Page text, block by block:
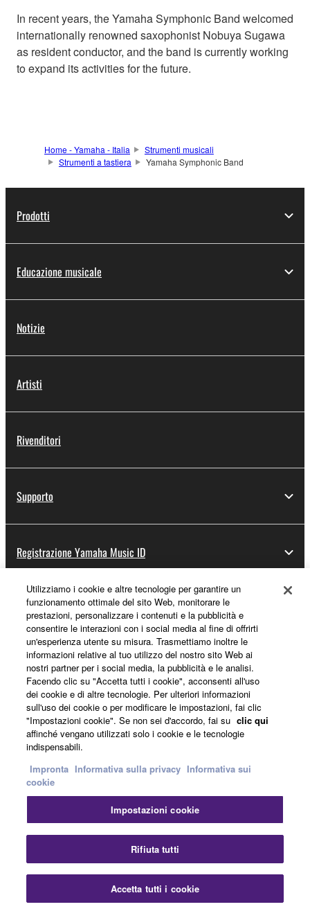
In recent years, the Yamaha Symphonic Band welcomed
internationally renowned saxophonist Nobuya Sugawa
as resident conductor, and the band is currently working
to expand its activities for the future.
Home - Yamaha - Italia
Strumenti musicali
Strumenti a tastiera
Yamaha Symphonic Band
Prodotti
Educazione musicale
Notizie
Artisti
Rivenditori
Supporto
Registrazione Yamaha Music ID
Informazioni su Yamaha
Italia - Italian
Affari
ContattiTermini di utilizzoInformativa sulla privacy
Informativa sui cookieImpronta
© Yamaha Corporation.
Utilizziamo i cookie e altre tecnologie per garantire un
funzionamento ottimale del sito Web, monitorare le
prestazioni, personalizzare i contenuti e la pubblicità e
consentire le interazioni con i social media al fine di offrirti
un'esperienza utente su misura. Trasmettiamo inoltre le
informazioni relative al tuo utilizzo del nostro sito Web ai
nostri partner per i social media, la pubblicità e le analisi.
Facendo clic su "Accetta tutti i cookie", acconsenti all'uso
dei cookie e di altre tecnologie. Per ulteriori informazioni
sull'uso dei cookie o per modificare le impostazioni, fai clic
"Impostazioni cookie". Se non sei d'accordo, fai su clic qui
affinché vengano utilizzati solo i cookie e le tecnologie
indispensabili.
Impronta Informativa sulla privacy Informativa sui
cookie
Impostazioni cookie
Rifiuta tutti
Accetta tutti i cookie